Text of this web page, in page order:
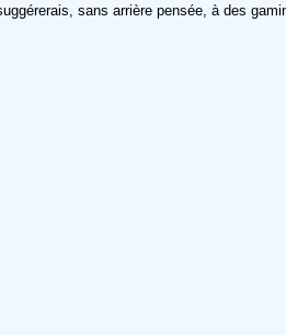
sans arrière pensée, à des